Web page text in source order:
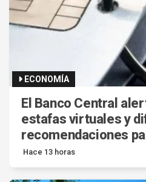
ECONOMÍA
El Banco Central
estafas virtuales y
recomendaciones
Hace 13 horas